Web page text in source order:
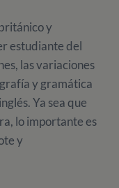
y
estudiante del
las variaciones
y gramática
Ya sea que
lo importante es
y